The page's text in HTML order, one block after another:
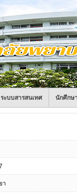
ระบบสารสนเทศ นักศึกษ
า